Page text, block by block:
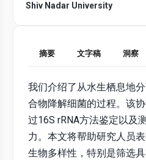
Shiv Nadar University
摘要 文字稿 洞察
我们介绍了从水生栖息地
合物降解细菌的过程。该
过16S rRNA方法鉴定以及
力。本文将帮助研究人员
生物多样性，特别是筛选